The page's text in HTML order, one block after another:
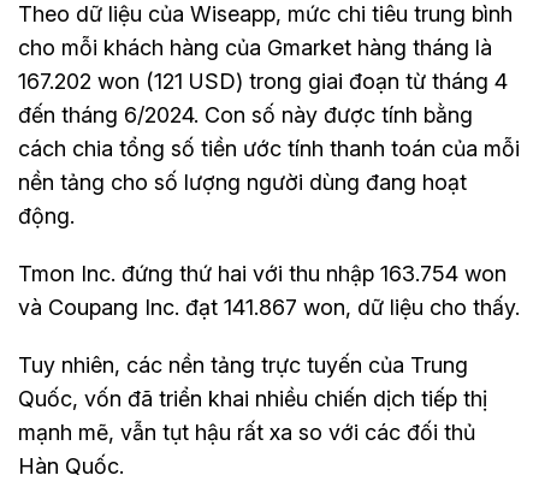
Theo dữ liệu của Wiseapp, mức chi tiêu trung bình
cho mỗi khách hàng của Gmarket hàng tháng là
167.202 won (121 USD) trong giai đoạn từ tháng 4
đến tháng 6/2024. Con số này được tính bằng
cách chia tổng số tiền ước tính thanh toán của mỗi
nền tảng cho số lượng người dùng đang hoạt
động.
Tmon Inc. đứng thứ hai với thu nhập 163.754 won
và Coupang Inc. đạt 141.867 won, dữ liệu cho thấy.
Tuy nhiên, các nền tảng trực tuyến của Trung
Quốc, vốn đã triển khai nhiều chiến dịch tiếp thị
mạnh mẽ, vẫn tụt hậu rất xa so với các đối thủ
Hàn Quốc.